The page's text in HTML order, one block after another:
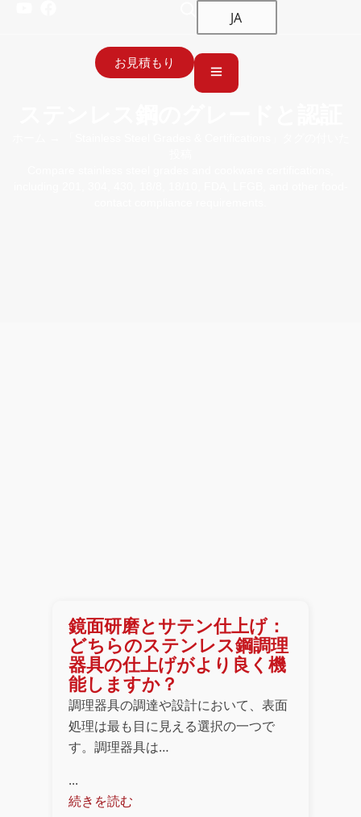
JA
お見積もり
鏡面研磨とサテン仕上げ：
どちらのステンレス鋼調理
器具の仕上げがより良く機
能しますか？
調理器具の調達や設計において、表面
処理は最も目に見える選択の一つで
す。調理器具は…
...
続きを読む